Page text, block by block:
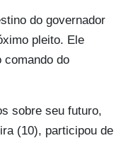
do governador
pleito. Ele
comando do
sobre seu futuro,
(10), participou de